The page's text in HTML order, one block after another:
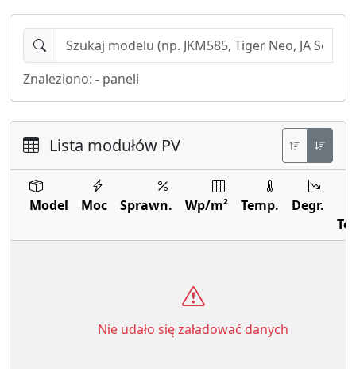
Znaleziono: - paneli
Lista modułów PV
Model Moc Sprawn. Wp/m² Temp.
Degr.
Nie udało się załadować danych